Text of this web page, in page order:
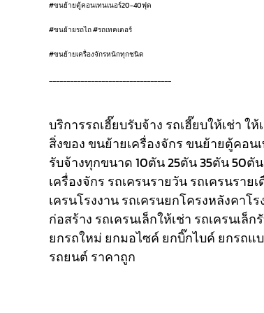
#ขนย้ายตู้คอนเทนเนอร์20-40ฟุต
#ขนย้ายรถไถ #รถเทคเตอร์
#ขนย้ายเครื่องจักรหนักทุกชนิด
___________________________________
บริการรถเฮี๊ยบรับจ้าง รถเฮี๊ยบให้เช่า
สิ่งของ ขนย้ายเครื่องจักร ขนย้ายตู้คอ
รับจ้างทุกขนาด 10ตัน 25ตัน 35ตัน 50
เครื่องจักร รถเครนรายวัน รถเครนรา
เครนโรงงาน รถเครนยกโครงหลังคาโ
ก่อสร้าง รถเครนเล็กให้เช่า รถเครนเล็
ยกรถใหม่ ยกมอไซค์ ยกบิ๊กไบค์ ยกรถแ
รถยนต์ ราคาถูก